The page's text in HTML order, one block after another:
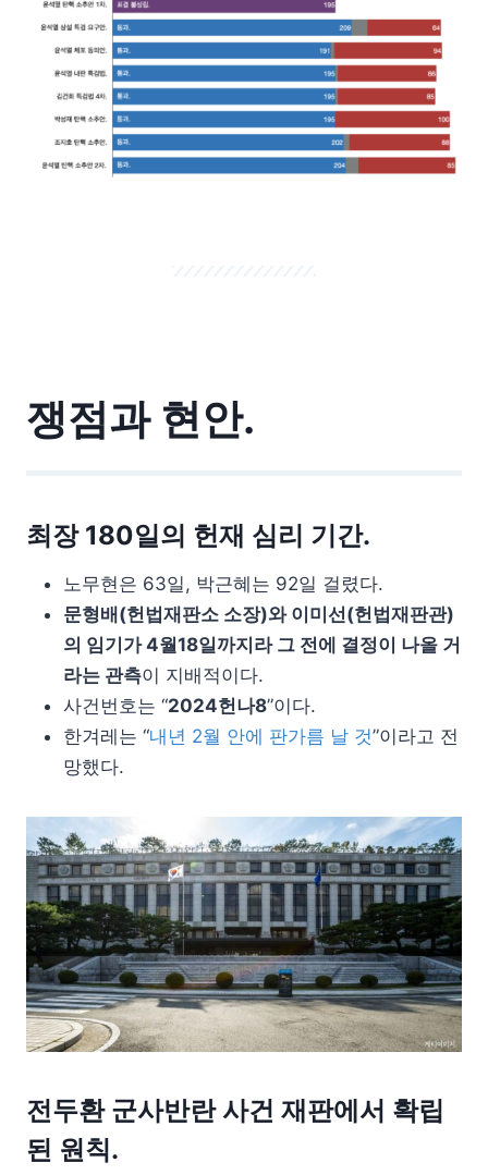
쟁점과 현안.
최장 180일의 헌재 심리 기간.
노무현은 63일, 박근혜는 92일 걸렸다.
문형배(헌법재판소 소장)와 이미선(헌법재판관)
의 임기가 4월18일까지라 그 전에 결정이 나올 거
라는 관측이 지배적이다.
사건번호는 “2024헌나8”이다.
한겨레는 “내년 2월 안에 판가름 날 것”이라고 전
망했다.
전두환 군사반란 사건 재판에서 확립
된 원칙.